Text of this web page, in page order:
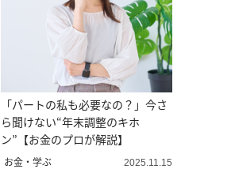
「パートの私も必要なの？」今さ
ら聞けない“年末調整のキホ
ン”【お金のプロが解説】
お金・学ぶ 2025.11.15